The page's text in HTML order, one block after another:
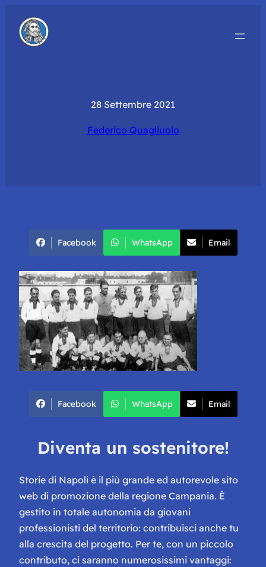
28 Settembre 2021
Federico Quagliuolo
Facebook WhatsApp Email
Facebook WhatsApp Email
Diventa un sostenitore!
Storie di Napoli è il più grande ed autorevole sito
web di promozione della regione Campania. È
gestito in totale autonomia da giovani
professionisti del territorio: contribuisci anche tu
alla crescita del progetto. Per te, con un piccolo
contributo, ci saranno numerosissimi vantaggi: